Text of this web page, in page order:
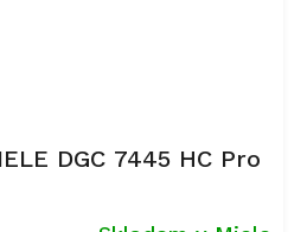
DGC 7445 HC Pro